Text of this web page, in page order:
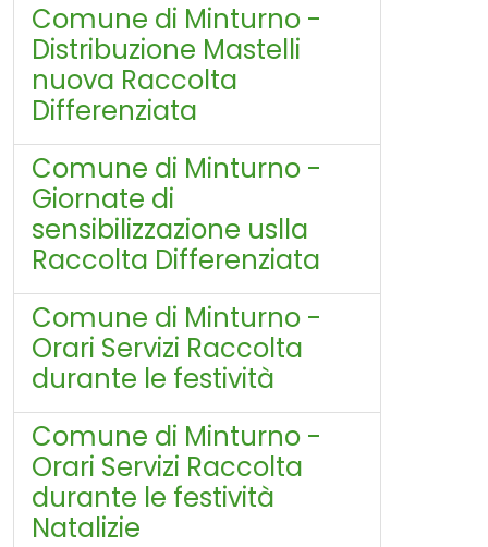
Comune di Minturno -
Distribuzione Mastelli
nuova Raccolta
Differenziata
Comune di Minturno -
Giornate di
sensibilizzazione uslla
Raccolta Differenziata
Comune di Minturno -
Orari Servizi Raccolta
durante le festività
Comune di Minturno -
Orari Servizi Raccolta
durante le festività
Natalizie